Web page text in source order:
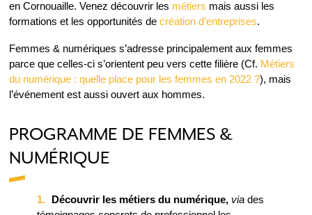
en Cornouaille. Venez découvrir les métiers mais aussi les
formations et les opportunités de création d’entreprises.
Femmes & numériques s’adresse principalement aux femmes
parce que celles-ci s’orientent peu vers cette filière (Cf. Métiers
du numérique : quelle place pour les femmes en 2022 ?), mais
l’événement est aussi ouvert aux hommes.
PROGRAMME DE FEMMES &
NUMÉRIQUE
Découvrir les métiers du numérique, via des